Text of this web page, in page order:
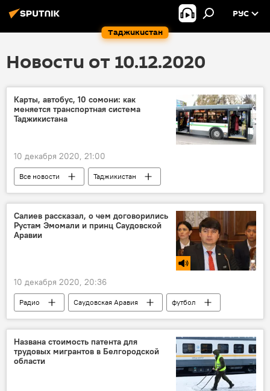
Таджикистан
РУС
Новости от 10.12.2020
Карты, автобус, 10 сомони: как
меняется транспортная система
Таджикистана
10 декабря 2020, 21:00
Все новости
Таджикистан
Общество
Транспорт
Салиев рассказал, о чем договорились
Рустам Эмомали и принц Саудовской
Аравии
10 декабря 2020, 20:36
Радио Саудовская Аравия
футбол
ФФТ
Рустам Эмомали
Названа стоимость патента для
трудовых мигрантов в Белгородской
области